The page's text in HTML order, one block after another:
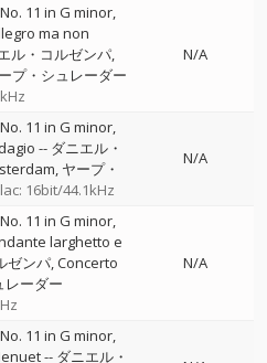
11 in G minor,
ma non
ル・コルゼンパ
プ・シュレーダー
N/A
11 in G minor,
-- ダニエル・
ヤープ・
16bit/44.1kHz
N/A
11 in G minor,
larghetto e
ゼンパ Concerto
レーダー
N/A
11 in G minor,
-- ダニエル・